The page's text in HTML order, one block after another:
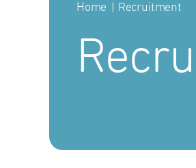
Home Recruitment